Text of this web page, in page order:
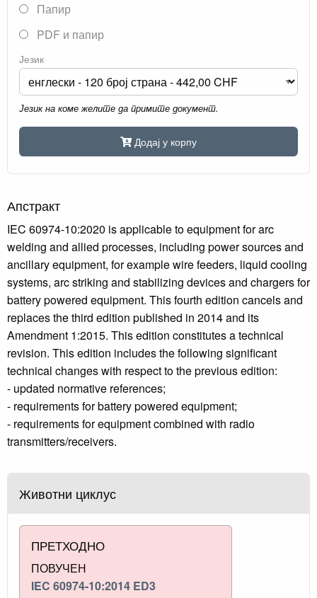
Папир
PDF и папир
Језик
Језик на коме желите да примите документ.
Додај у корпу
Апстракт
IEC 60974-10:2020 is applicable to equipment for arc
welding and allied processes, including power sources and
ancillary equipment, for example wire feeders, liquid cooling
systems, arc striking and stabilizing devices and chargers for
battery powered equipment. This fourth edition cancels and
replaces the third edition published in 2014 and its
Amendment 1:2015. This edition constitutes a technical
revision. This edition includes the following significant
technical changes with respect to the previous edition:
- updated normative references;
- requirements for battery powered equipment;
- requirements for equipment combined with radio
transmitters/receivers.
Животни циклус
ПРЕТХОДНО
ПОВУЧЕН
IEC 60974-10:2014 ED3